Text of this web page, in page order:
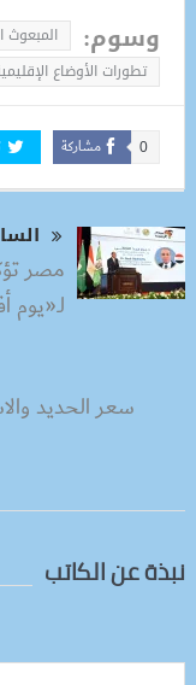
وسوم: المبعوث
تطورات الأوضاع
مشاركة 0
مصر
لـ«يوم
سعر الحديد
نبذة عن الكاتب